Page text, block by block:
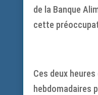
de la Banque
cette
Ces deux
hebdomadaires